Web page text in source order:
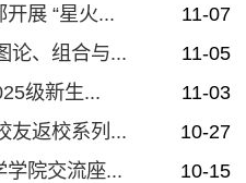
展 “星火...
11-07
论、组合与...
11-05
级新生...
11-03
友返校系列...
10-27
学院交流座...
10-15